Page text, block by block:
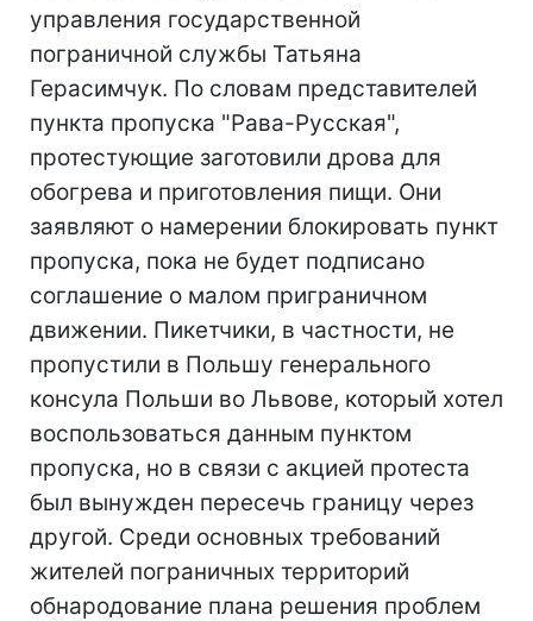
управления государственной
пограничной службы Татьяна
Герасимчук. По словам представителей
пункта пропуска "Рава-Русская",
протестующие заготовили дрова для
обогрева и приготовления пищи. Они
заявляют о намерении блокировать пункт
пропуска, пока не будет подписано
соглашение о малом приграничном
движении. Пикетчики, в частности, не
пропустили в Польшу генерального
консула Польши во Львове, который хотел
воспользоваться данным пунктом
пропуска, но в связи с акцией протеста
был вынужден пересечь границу через
другой. Среди основных требований
жителей пограничных территорий
обнародование плана решения проблем